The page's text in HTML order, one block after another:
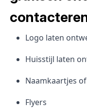
Logo laten
Huisstijl laten
Naamkaartjes
Flyers